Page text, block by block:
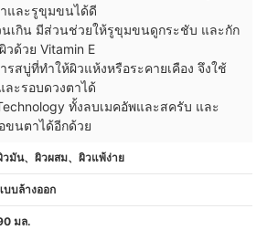
และรูขุมขนได้ดี
เกิน มีส่วนช่วยให้รูขุมขนดูกระชับ และกัก
ด้วย Vitamin E
สบู่ที่ทำให้ผิวแห้งหรือระคายเคือง จึงใช้
ะรอบดวงตาได้
ทั้งลบเมคอัพและสครับ และ
ขนตาได้อีกด้วย
วมัน、ผิวผสม、ผิวแพ้ง่าย
บบล้างออก
มล.